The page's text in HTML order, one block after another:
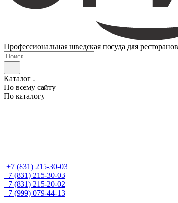
Профессиональная шведская посуда для ресторанов
Каталог
По всему сайту
По каталогу
+7 (831) 215-30-03
+7 (831) 215-30-03
+7 (831) 215-20-02
+7 (999) 079-44-13